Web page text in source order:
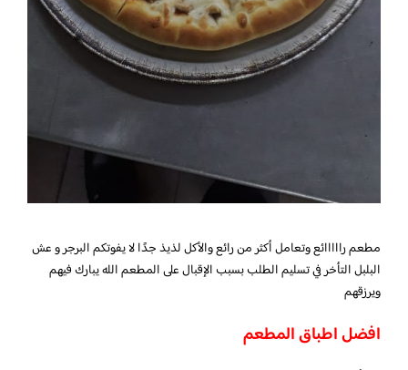
مطعم رااااائع وتعامل أكثر من رائع والأكل لذيذ جدًا لا يفوتكم البرجر و عش
البلبل التأخر في تسليم الطلب بسبب الإقبال على المطعم الله يبارك فيهم
ويرزقهم
افضل اطباق المطعم